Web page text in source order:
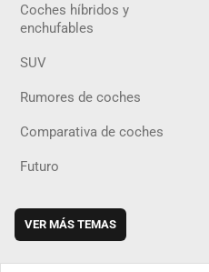
Coches híbridos y
enchufables
SUV
Rumores de coches
Comparativa de coches
Futuro
VER MÁS TEMAS